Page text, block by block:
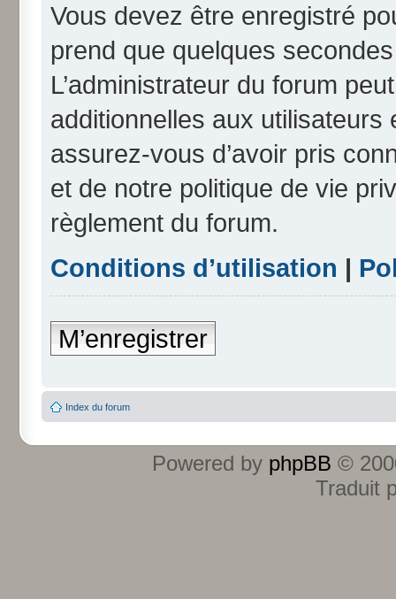
Vous devez être enregistré
prend que quelques
L’administrateur du forum
additionnelles aux
assurez-vous d’avoir pris
et de notre politique de vie
règlement du forum.
Conditions d’utilisation |
M’enregistrer
Index du forum
Powered by phpBB ©
Traduit